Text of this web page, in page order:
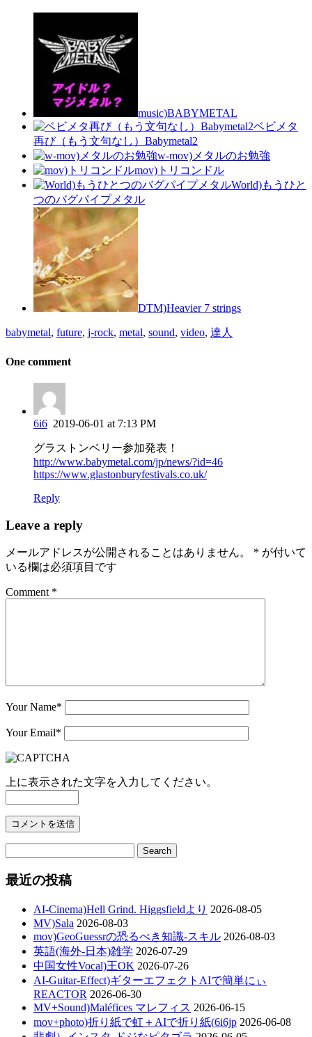
music)BABYMETAL
ベビメタ
再び（もう文句なし）Babymetal2
w-mov)メタルのお勉強
mov)トリコンドル
World)もうひと
つのバグパイプメタル
DTM)Heavier 7 strings
babymetal, future, j-rock, metal, sound, video, 達人
One comment
6i6 2019-06-01 at 7:13 PM
グラストンベリー参加発表！
http://www.babymetal.com/jp/news/?id=46
https://www.glastonburyfestivals.co.uk/
Reply
Leave a reply
メールアドレスが公開されることはありません。 * が付いて
いる欄は必須項目です
Comment *
Your Name*
Your Email*
上に表示された文字を入力してください。
最近の投稿
AI-Cinema)Hell Grind. Higgsfieldより 2026-08-05
MV)Sala 2026-08-03
mov)GeoGuessrの恐るべき知識-スキル 2026-08-03
英語(海外-日本)雑学 2026-07-29
中国女性Vocal)王OK 2026-07-26
AI-Guitar-Effect)ギターエフェクトAIで簡単にぃ
REACTOR 2026-06-30
MV+Sound)Maléfices マレフィス 2026-06-15
mov+photo)折り紙で虹＋AIで折り紙(6i6jp 2026-06-08